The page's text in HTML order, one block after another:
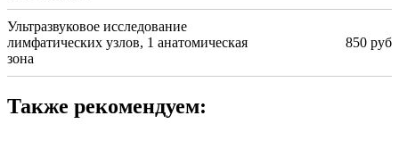
Ультразвуковое исследование
лимфатических узлов, 1 анатомическая
зона
850 руб
Также рекомендуем: